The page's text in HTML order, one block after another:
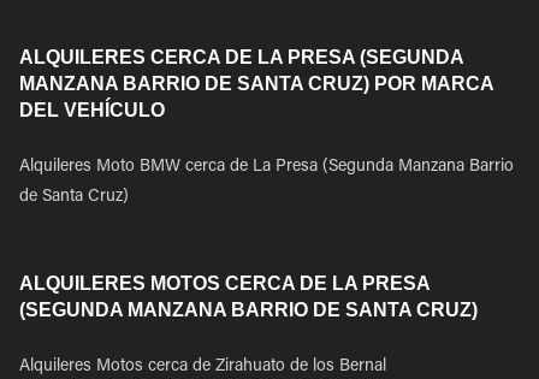
ALQUILERES CERCA DE LA PRESA (SEGUNDA
MANZANA BARRIO DE SANTA CRUZ) POR MARCA
DEL VEHÍCULO
Alquileres Moto BMW cerca de La Presa (Segunda Manzana Barrio
de Santa Cruz)
ALQUILERES MOTOS CERCA DE LA PRESA
(SEGUNDA MANZANA BARRIO DE SANTA CRUZ)
Alquileres Motos cerca de Zirahuato de los Bernal